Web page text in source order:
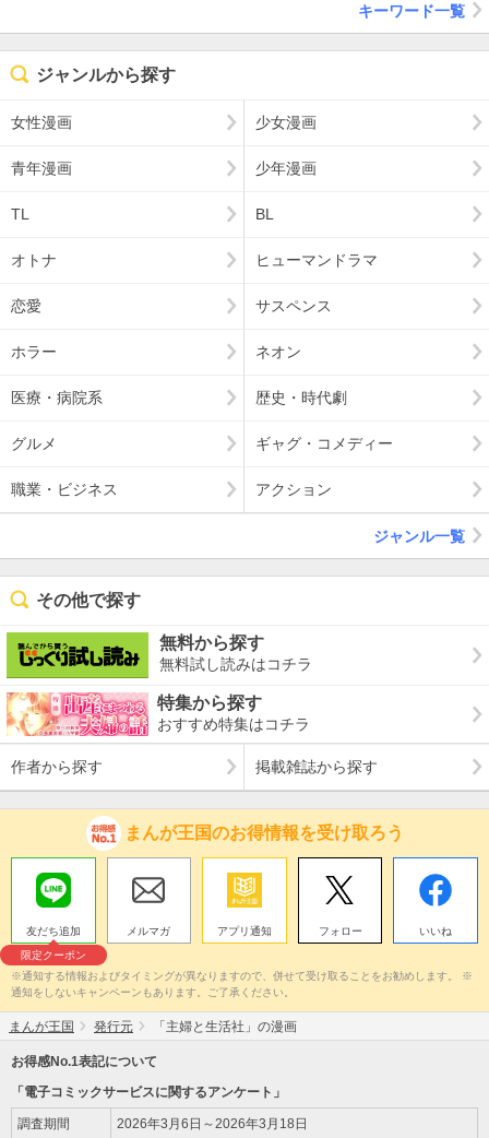
キーワード一覧
ジャンルから探す
女性漫画 少女漫画
青年漫画 少年漫画
TL BL
オトナ ヒューマンドラマ
恋愛 サスペンス
ホラー ネオン
医療・病院系 歴史・時代劇
グルメ ギャグ・コメディー
職業・ビジネス アクション
ジャンル一覧
その他で探す
無料から探す
無料試し読みはコチラ
特集から探す
おすすめ特集はコチラ
作者から探す 掲載雑誌から探す
まんが王国のお得情報を受け取ろう
友だち追加
限定クーポン
メルマガ アプリ通知 フォロー いいね
※通知する情報およびタイミングが異なりますので、併せて受け取ることをお勧めします。 ※
通知をしないキャンペーンもあります。ご了承ください。
まんが王国 発行元 「主婦と生活社」の漫画
お得感No.1表記について
「電子コミックサービスに関するアンケート」
調査期間 2026年3月6日～2026年3月18日